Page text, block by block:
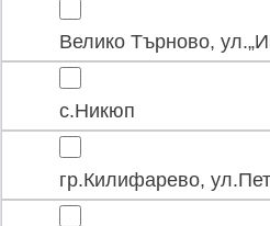
Велико Търново,
с.Никюп
гр.Килифарево,